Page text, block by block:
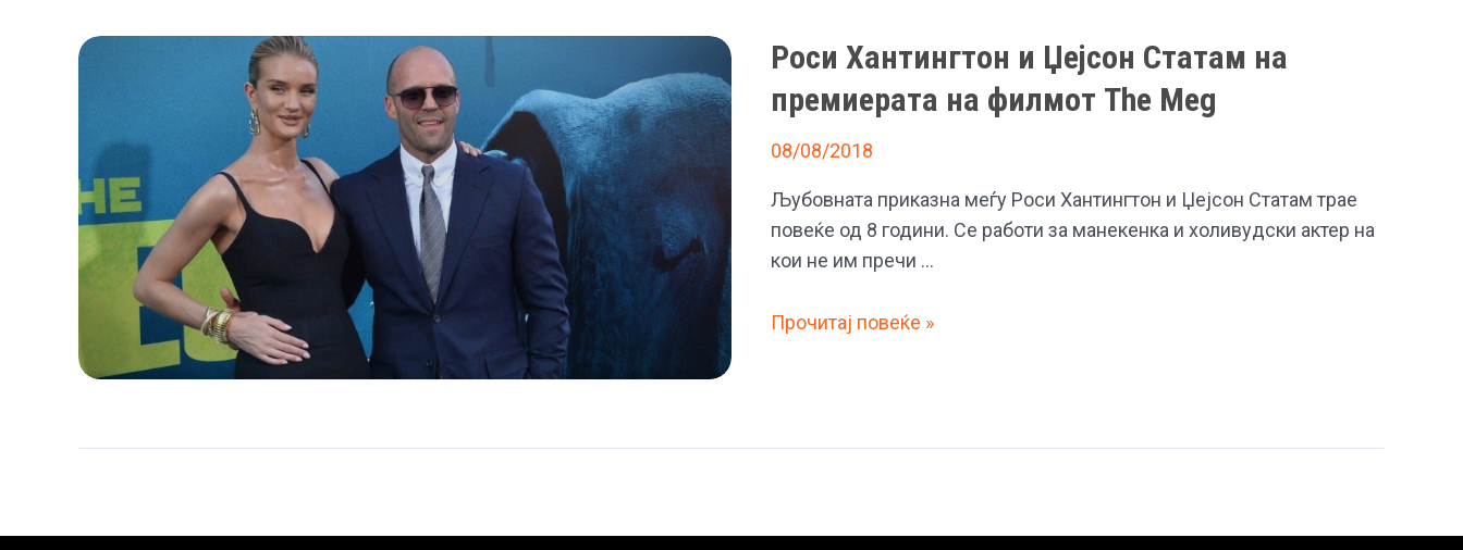
Роси Хантингтон и Џејсон Статам на
премиерата на филмот The Meg
08/08/2018
Љубовната приказна меѓу Роси Хантингтон и Џејсон Статам трае
повеќе од 8 години. Се работи за манекенка и холивудски актер на
кои не им пречи …
Роси
Статам
на
Прочитај повеќе »